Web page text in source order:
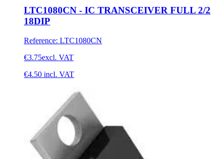
LTC1080CN - IC TRANSCEIVER FULL 2/2
18DIP
Reference: LTC1080CN
€3.75excl. VAT
€4.50 incl. VAT